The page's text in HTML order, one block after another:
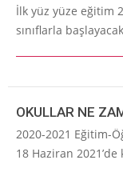
İlk yüz yüze eğitim
sınıflarla
OKULLAR NE
2020-2021 Eğitim-
18 Haziran 2021’de